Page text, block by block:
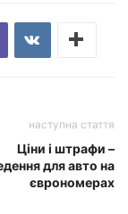
наступна стаття
Ціни і штрафи –
для авто на
єврономерах